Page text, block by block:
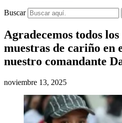
Buscar
Agradecemos todos
muestras de cariño en
nuestro comandante
noviembre 13, 2025